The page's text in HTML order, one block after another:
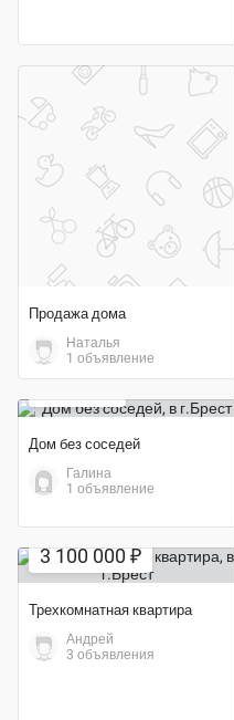
Продажа дома
Наталья
1 объявление
Дом без соседей
Галина
1 объявление
3 100 000 ₽
Трехкомнатная квартира
Андрей
3 объявления